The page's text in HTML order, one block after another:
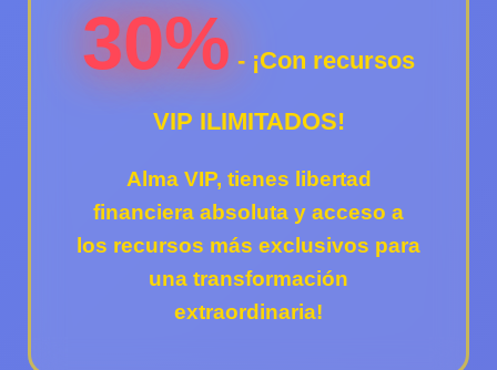
30% - ¡Con recursos
VIP ILIMITADOS!
Alma VIP, tienes libertad
financiera absoluta y acceso a
los recursos más exclusivos para
una transformación
extraordinaria!